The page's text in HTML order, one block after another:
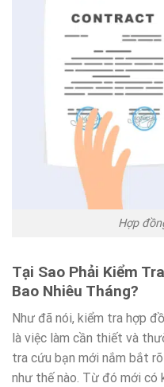
Hợp
Tại Sao Phải Kiểm
Bao Nhiêu Tháng?
Như đã nói, kiểm tra hợp
là việc làm cần thiết và
tra cứu bạn mới nắm bắt
như thế nào. Từ đó mới có